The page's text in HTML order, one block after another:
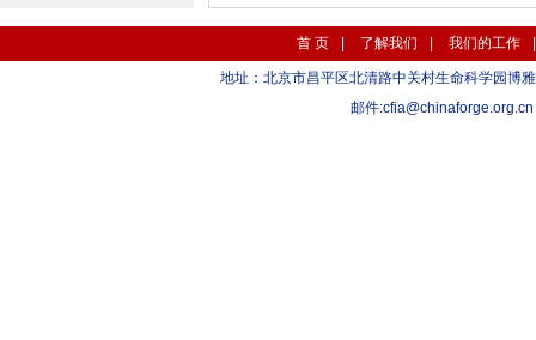
首 页 了解我们 我们的工作
地址：北京市昌平区北清路中关村生命科学园
邮件:cfia@chinaforge.org.cn